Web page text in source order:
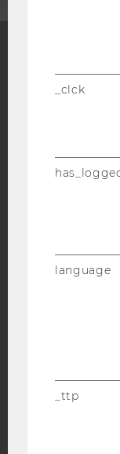
_clck
language
_ttp